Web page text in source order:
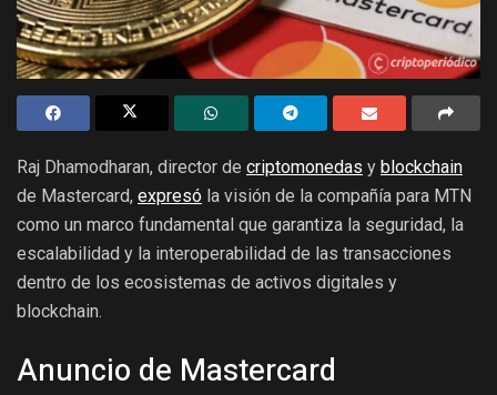
Raj Dhamodharan, director de criptomonedas y blockchain
de Mastercard, expresó la visión de la compañía para MTN
como un marco fundamental que garantiza la seguridad, la
escalabilidad y la interoperabilidad de las transacciones
dentro de los ecosistemas de activos digitales y
blockchain.
Anuncio de Mastercard